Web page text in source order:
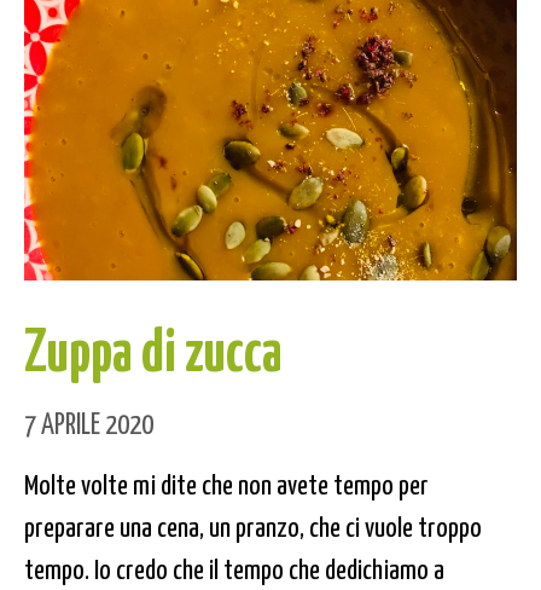
Zuppa di zucca
7 APRILE 2020
Molte volte mi dite che non avete tempo per
preparare una cena, un pranzo, che ci vuole troppo
tempo. Io credo che il tempo che dedichiamo a